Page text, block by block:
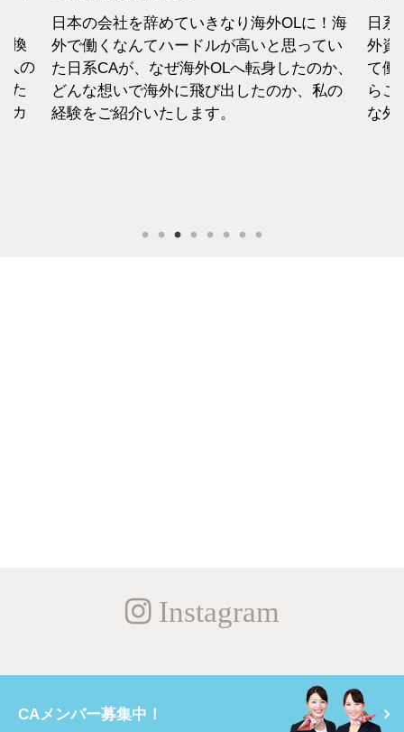
換
人の
た
カ
日本の会社を辞めていきなり海外OLに！海
外で働くなんてハードルが高いと思ってい
た日系CAが、なぜ海外OLへ転身したのか、
どんな想いで海外に飛び出したのか、私の
経験をご紹介いたします。
日
外資
て働
らこ
な外
Instagram
CAメンバー募集中！